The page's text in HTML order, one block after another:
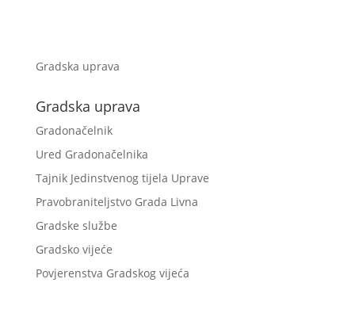
Gradska uprava
Gradska uprava
Gradonačelnik
Ured Gradonačelnika
Tajnik Jedinstvenog tijela Uprave
Pravobraniteljstvo Grada Livna
Gradske službe
Gradsko vijeće
Povjerenstva Gradskog vijeća